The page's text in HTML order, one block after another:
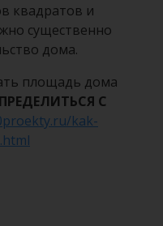
квадратов и
существенно
дома.
площадь дома
С
kak-